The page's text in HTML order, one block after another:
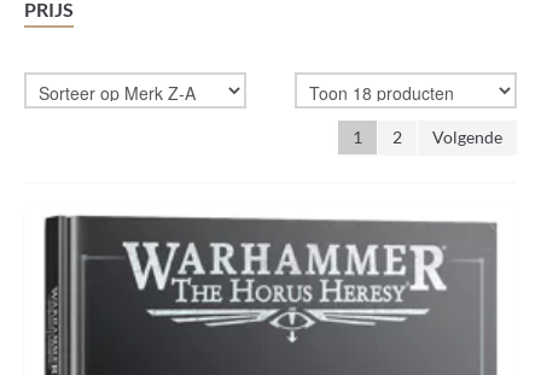
PRIJS
1 2 Volgende